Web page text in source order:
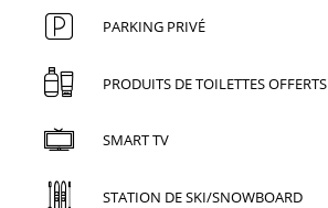
PARKING PRIVÉ
PRODUITS DE TOILETTES OFFERTS
SMART TV
STATION DE SKI/SNOWBOARD